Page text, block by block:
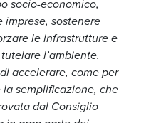
socio-economico,
sostenere
le infrastrutture e
l’ambiente.
accelerare, come per
semplificazione, che
dal Consiglio